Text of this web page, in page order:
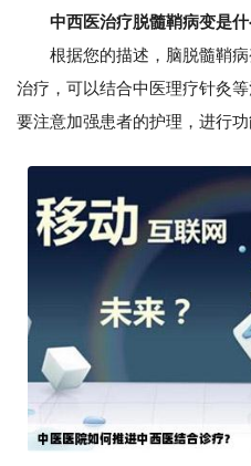
中西医治疗脱髓鞘病变是什
根据您的描述，脑脱髓鞘病
治疗，可以结合中医理疗针灸
要注意加强患者的护理，进行功